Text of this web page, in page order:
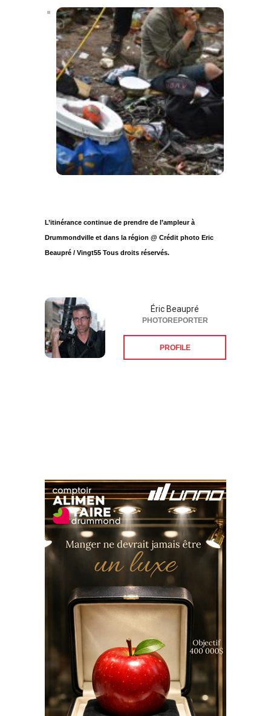
L’itinérance continue de prendre de l’ampleur à
Drummondville et dans la région @ Crédit photo Eric
Beaupré / Vingt55 Tous droits réservés.
Éric Beaupré
PHOTOREPORTER
PROFILE